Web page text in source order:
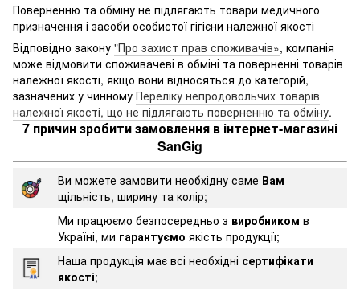
Поверненню та обміну не підлягають товари медичного
призначення і засоби особистої гігієни належної якості
Відповідно закону "Про захист прав споживачів», компанія
може відмовити споживачеві в обміні та поверненні товарів
належної якості, якщо вони відносяться до категорій,
зазначених у чинному Переліку непродовольчих товарів
належної якості, що не підлягають поверненню та обміну.
7 причин зробити замовлення в інтернет-магазині
SanGig
Ви можете замовити необхідну саме Вам
щільність, ширину та колір;
Ми працюємо безпосередньо з виробником в
Україні, ми гарантуємо якість продукції;
Наша продукція має всі необхідні сертифікати
якості;